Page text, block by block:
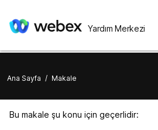
Yardım Merkezi
Ana Sayfa / Makale
Bu makale şu konu için geçerlidir: